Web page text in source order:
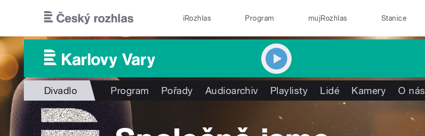
iRozhlas Program mujRozhlas Stanice
Divadlo Program Pořady Audioarchiv Playlisty Lidé Kamery O nás